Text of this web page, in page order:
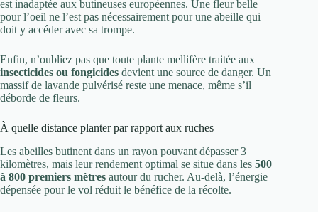
est inadaptée aux butineuses européennes. Une fleur belle
pour l’oeil ne l’est pas nécessairement pour une abeille qui
doit y accéder avec sa trompe.
Enfin, n’oubliez pas que toute plante mellifère traitée aux
insecticides ou fongicides devient une source de danger. Un
massif de lavande pulvérisé reste une menace, même s’il
déborde de fleurs.
À quelle distance planter par rapport aux ruches
Les abeilles butinent dans un rayon pouvant dépasser 3
kilomètres, mais leur rendement optimal se situe dans les 500
à 800 premiers mètres autour du rucher. Au-delà, l’énergie
dépensée pour le vol réduit le bénéfice de la récolte.